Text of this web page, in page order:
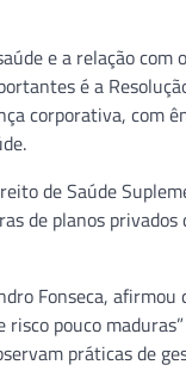
e a relação
é a
corporativa, com
de Saúde
de planos privados
Fonseca,
pouco
práticas de